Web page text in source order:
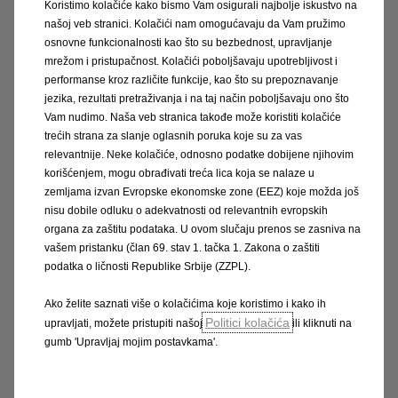
Niste pronašli tražene odgovore?
Kontaktirajte nas. Rado ćemo vam pomoći!
Koristimo kolačiće kako bismo Vam osigurali najbolje iskustvo na
našoj veb stranici. Kolačići nam omogućavaju da Vam pružimo
osnovne funkcionalnosti kao što su bezbednost, upravljanje
mrežom i pristupačnost. Kolačići poboljšavaju upotrebljivost i
performanse kroz različite funkcije, kao što su prepoznavanje
jezika, rezultati pretraživanja i na taj način poboljšavaju ono što
Vam nudimo. Naša veb stranica takođe može koristiti kolačiće
trećih strana za slanje oglasnih poruka koje su za vas
relevantnije. Neke kolačiće, odnosno podatke dobijene njihovim
korišćenjem, mogu obrađivati treća lica koja se nalaze u
zemljama izvan Evropske ekonomske zone (EEZ) koje možda još
nisu dobile odluku o adekvatnosti od relevantnih evropskih
organa za zaštitu podataka. U ovom slučaju prenos se zasniva na
vašem pristanku (član 69. stav 1. tačka 1. Zakona o zaštiti
podatka o ličnosti Republike Srbije (ZZPL).
Ako želite saznati više o kolačićima koje koristimo i kako ih
upravljati, možete pristupiti našoj Politici kolačića ili kliknuti na
gumb 'Upravljaj mojim postavkama'.